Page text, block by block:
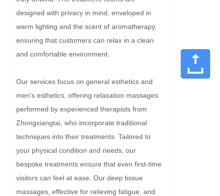
designed with privacy in mind, enveloped in
warm lighting and the scent of aromatherapy,
ensuring that customers can relax in a clean
and comfortable environment.
Our services focus on general esthetics and
men's esthetics, offering relaxation massages
performed by experienced therapists from
Zhongxiangtai, who incorporate traditional
techniques into their treatments. Tailored to
your physical condition and needs, our
bespoke treatments ensure that even first-time
visitors can feel at ease. Our deep tissue
massages, effective for relieving fatigue, and